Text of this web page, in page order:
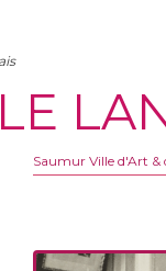
Saumur Ville d'Art &